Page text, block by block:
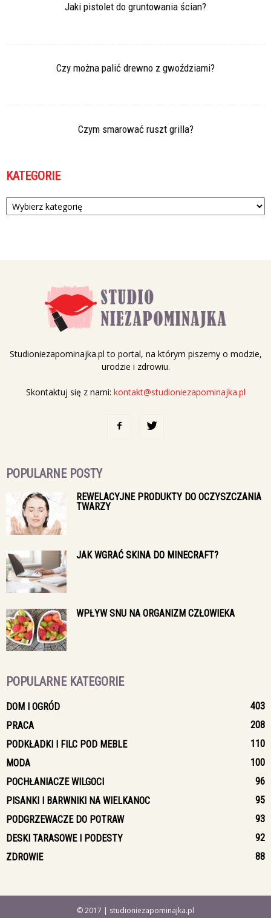
Jaki pistolet do gruntowania ścian?
Czy można palić drewno z gwoździami?
Czym smarować ruszt grilla?
KATEGORIE
Kategorie
Studioniezapominajka.pl to portal, na którym piszemy o modzie,
urodzie i zdrowiu.
Skontaktuj się z nami: kontakt@studioniezapominajka.pl
POPULARNE POSTY
REWELACYJNE PRODUKTY DO OCZYSZCZANIA
TWARZY
JAK WGRAĆ SKINA DO MINECRAFT?
WPŁYW SNU NA ORGANIZM CZŁOWIEKA
POPULARNE KATEGORIE
DOM I OGRÓD
403
PRACA
208
PODKŁADKI I FILC POD MEBLE
110
MODA
100
POCHŁANIACZE WILGOCI
96
PISANKI I BARWNIKI NA WIELKANOC
95
PODGRZEWACZE DO POTRAW
93
DESKI TARASOWE I PODESTY
92
ZDROWIE
88
© 2017 | studioniezapominajka.pl